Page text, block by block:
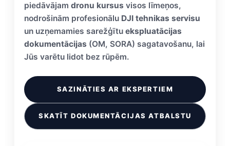
piedāvājam dronu kursus visos līmeņos,
nodrošinām profesionālu DJI tehnikas servisu
un uzņemamies sarežģītu ekspluatācijas
dokumentācijas (OM, SORA) sagatavošanu, lai
Jūs varētu lidot bez rūpēm.
SAZINĀTIES AR EKSPERTIEM
SKATĪT DOKUMENTĀCIJAS ATBALSTU